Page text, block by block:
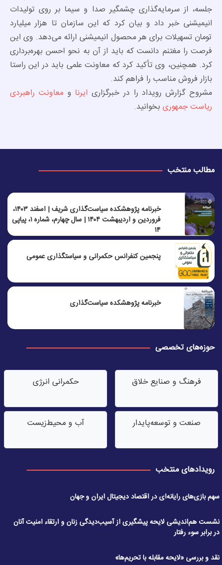
جلسه، از سرمایه‌گذاری چشمگیر صدا و سیما بر روی تولیدات
انیمیشنی خبر داد و بیان کرد که این سازمان تا هزار میلیارد
تومان تسهیلات برای هر محصول انیمیشنی ارائه می‌دهد. وی این
فرصت را مغتنم دانست که باید از آن به نحو احسن بهره‌برداری
کرد. همچنین، وی تأکید کرد که معاونت علمی باید در این راستا
بازار فروش مناسب را فراهم کند.
مشروح گزارش رویداد را در خبرگزاری ایرنا ومعاونت راهبردی
ریاست جمهوریبخوانید.
مطالب منتخب
خبرنامه پژوهشکده سیاست‌گذاری شریف | اسفند ۱۴۰۳،
فروردین و اردیبهشت ۱۴۰۴ | سال چهارم، شماره ۱، پیاپی
۱۴
پنجمين كنفرانس حكمرانی و سياستگذاری عمومی
خبرنامه پژوهشکده سیاست‌گذاری
حوزه‌های تخصصی
فرهنگ و صنایع خلاق حکمرانی انرژی
صنعت‌ و توسعه‌پایدار آب‌ و محیط‌زیست
رویدادهای منتخب
سهم بازی‌های رایانه‌ای در اقتصاد دیجیتال ایران و جهان
نشست هم‌اندیشی لایحه پیشگیری از آسیب‌دیدگی زنان و ارتقاء امنیت آنان
در برابر سوء رفتار
نقد و بررسی «لایحه مقابله با تحریم‌ها»